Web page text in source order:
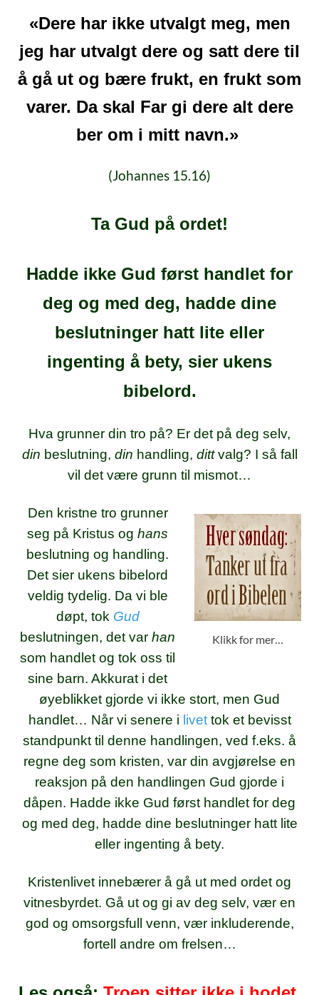
«Dere har ikke utvalgt meg, men
jeg har utvalgt dere og satt dere til
å gå ut og bære frukt, en frukt som
varer. Da skal Far gi dere alt dere
ber om i mitt navn.»
(Johannes 15.16)
Ta Gud på ordet!
Hadde ikke Gud først handlet for
deg og med deg, hadde dine
beslutninger hatt lite eller
ingenting å bety, sier ukens
bibelord.
Hva grunner din tro på? Er det på deg selv,
din beslutning, din handling, dittvalg? I så fall
vil det være grunn til mismot…
Klikk for mer…
Den kristne tro grunner
seg på Kristus og hans
beslutning og handling.
Det sier ukens bibelord
veldig tydelig. Da vi ble
døpt, tok Gud
beslutningen, det var han
som handlet og tok oss til
sine barn. Akkurat i det
øyeblikket gjorde vi ikke stort, men Gud
handlet… Når vi senere i livettok et bevisst
standpunkt til denne handlingen, ved f.eks. å
regne deg som kristen, var din avgjørelse en
reaksjon på den handlingen Gud gjorde i
dåpen. Hadde ikke Gud først handlet for deg
og med deg, hadde dine beslutninger hatt lite
eller ingenting å bety.
Kristenlivet innebærer å gå ut med ordet og
vitnesbyrdet. Gå ut og gi av deg selv, vær en
god og omsorgsfull venn, vær inkluderende,
fortell andre om frelsen…